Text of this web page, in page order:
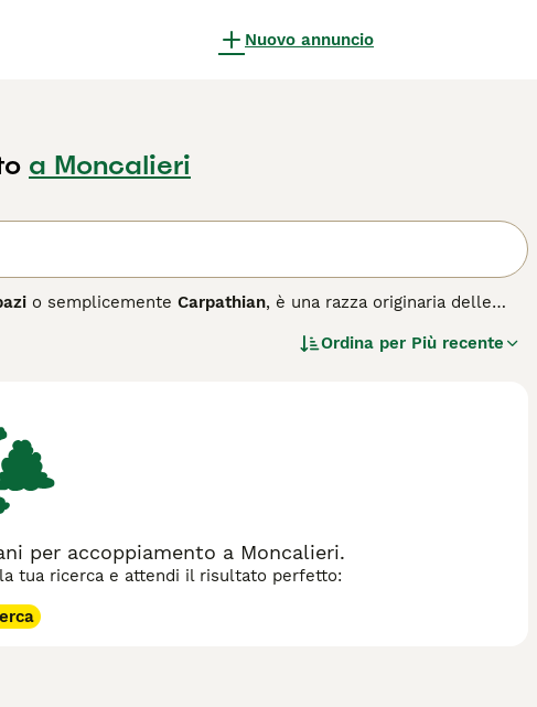
Nuovo annuncio
a Moncalieri
o semplicemente Carpathian, è una razza originaria delle
dei Carpazi si distingue per il suo fisico robusto, con un
e protettivo, ma anche indipendente e riservato con
motivo, il
Questa razza richiede una socializzazione precoce e
del mantello. La dedizione e la comprensione del suo
Ordina per Più recente
per accoppiamento a Moncalieri.
tua ricerca e attendi il risultato perfetto: